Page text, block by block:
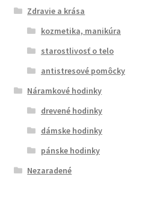
Zdravie a krása
kozmetika, manikúra
starostlivosť o telo
antistresové pomôcky
Náramkové hodinky
drevené hodinky
dámske hodinky
pánske hodinky
Nezaradené